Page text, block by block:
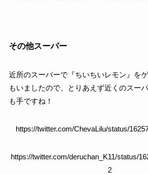
その他スーパー
近所のスーパーで『ちいちいレモン』を
もいましたので、とりあえず近くのスー
も手ですね！
https://twitter.com/ChevaLilu/status/
https://twitter.com/deruchan_K11/status/
2